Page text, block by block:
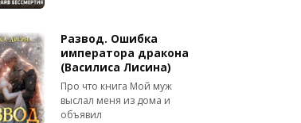
Развод. Ошибка
императора дракона
(Василиса Лисина)
Про что книга Мой муж
выслал меня из дома и
объявил